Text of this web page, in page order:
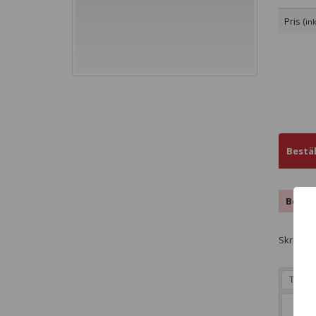
Pris (
Skriv in
Typsnitt